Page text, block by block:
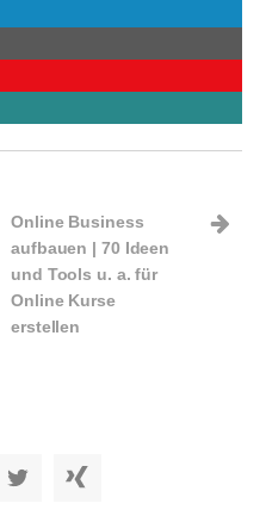
Online Business
aufbauen | 70 Ideen
und Tools u. a. für
Online Kurse
erstellen
Twitter Xing